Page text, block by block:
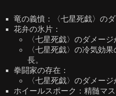
竜の義憤：〈七星死戯〉のダ
花弁の氷片：
〈七星死戯〉のダメージ
〈七星死戯〉の冷気効
長。
拳闘家の存在：
〈七星死戯〉のダメージ
ホイールスポーク：精髄マ